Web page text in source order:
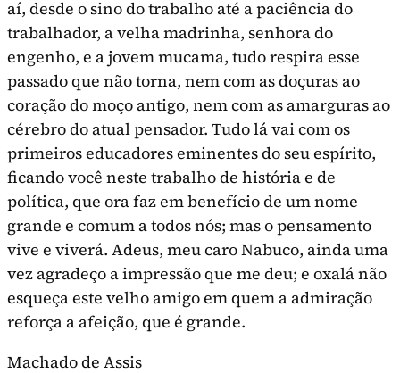
aí, desde o sino do trabalho até a paciência do
trabalhador, a velha madrinha, senhora do
engenho, e a jovem mucama, tudo respira esse
passado que não torna, nem com as doçuras ao
coração do moço antigo, nem com as amarguras ao
cérebro do atual pensador. Tudo lá vai com os
primeiros educadores eminentes do seu espírito,
ficando você neste trabalho de história e de
política, que ora faz em benefício de um nome
grande e comum a todos nós; mas o pensa­mento
vive e viverá. Adeus, meu caro Nabuco, ainda uma
vez agra­deço a impressão que me deu; e oxalá não
esqueça este velho amigo em quem a admiração
reforça a afeição, que é grande.
Machado de Assis